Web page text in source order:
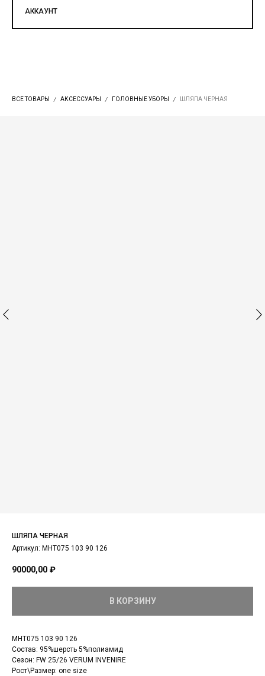
АККАУНТ
ВСЕ ТОВАРЫ АКСЕССУАРЫ ГОЛОВНЫЕ УБОРЫ ШЛЯПА ЧЕРНАЯ
ШЛЯПА ЧЕРНАЯ
Артикул: MHT075 103 90 126
90000,00 ₽
В КОРЗИНУ
MHT075 103 90 126
Состав: 95%шерсть 5%полиамид
Сезон: FW 25/26 VERUM INVENIRE
Рост\Размер: one size